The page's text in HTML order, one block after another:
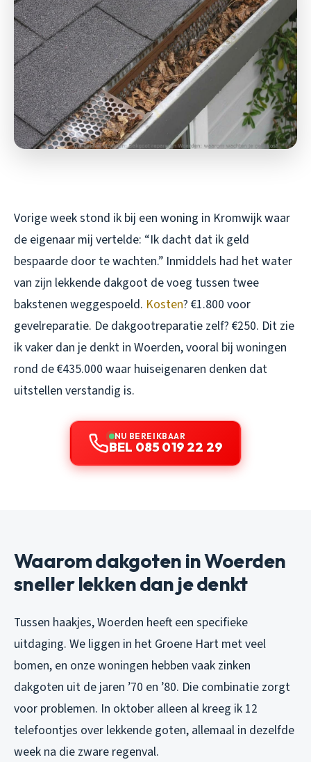
Vorige week stond ik bij een woning in Kromwijk waar
de eigenaar mij vertelde: “Ik dacht dat ik geld
bespaarde door te wachten.” Inmiddels had het water
van zijn lekkende dakgoot de voeg tussen twee
bakstenen weggespoeld. Kosten? €1.800 voor
gevelreparatie. De dakgootreparatie zelf? €250. Dit zie
ik vaker dan je denkt in Woerden, vooral bij woningen
rond de €435.000 waar huiseigenaren denken dat
uitstellen verstandig is.
NU BEREIKBAAR
BEL 085 019 22 29
Waarom dakgoten in Woerden
sneller lekken dan je denkt
Tussen haakjes, Woerden heeft een specifieke
uitdaging. We liggen in het Groene Hart met veel
bomen, en onze woningen hebben vaak zinken
dakgoten uit de jaren ’70 en ’80. Die combinatie zorgt
voor problemen. In oktober alleen al kreeg ik 12
telefoontjes over lekkende goten, allemaal in dezelfde
week na die zware regenval.